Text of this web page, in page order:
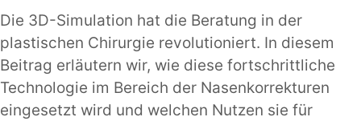
Wiederherstellend
Mehrfach-OPs
DDr. Jessica Wittmann
Die 3D-Simulation hat die Beratung in der
plastischen Chirurgie revolutioniert. In diesem
Beitrag erläutern wir, wie diese fortschrittliche
Technologie im Bereich der Nasenkorrekturen
eingesetzt wird und welchen Nutzen sie für